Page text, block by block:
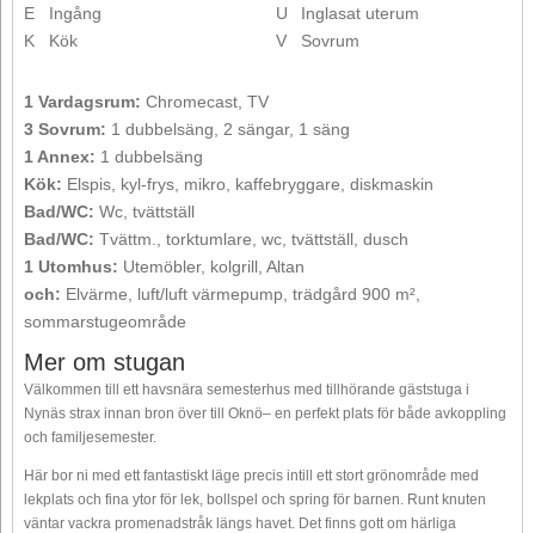
E
Ingång
K
Kök
U
Inglasat uterum
V
Sovrum
1 Vardagsrum: Chromecast, TV
3 Sovrum: 1 dubbelsäng, 2 sängar, 1 säng
1 Annex: 1 dubbelsäng
Kök: Elspis, kyl-frys, mikro, kaffebryggare, diskmaskin
Bad/WC: Wc, tvättställ
Bad/WC: Tvättm., torktumlare, wc, tvättställ, dusch
1 Utomhus: Utemöbler, kolgrill, Altan
och: Elvärme, luft/luft värmepump, trädgård 900 m²,
sommarstugeområde
Mer om stugan
Välkommen till ett havsnära semesterhus med tillhörande gäststuga i
Nynäs strax innan bron över till Oknö– en perfekt plats för både avkoppling
och familjesemester.
Här bor ni med ett fantastiskt läge precis intill ett stort grönområde med
lekplats och fina ytor för lek, bollspel och spring för barnen. Runt knuten
väntar vackra promenadstråk längs havet. Det finns gott om härliga